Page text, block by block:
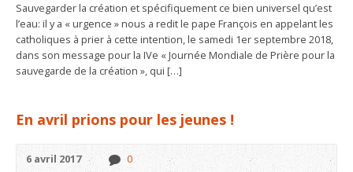
Sauvegarder la création et spécifiquement ce bien universel qu’est
l’eau: il y a « urgence » nous a redit le pape François en appelant les
catholiques à prier à cette intention, le samedi 1er septembre 2018,
dans son message pour la IVe « Journée Mondiale de Prière pour la
sauvegarde de la création », qui […]
En avril prions pour les jeunes !
6 avril 2017 0